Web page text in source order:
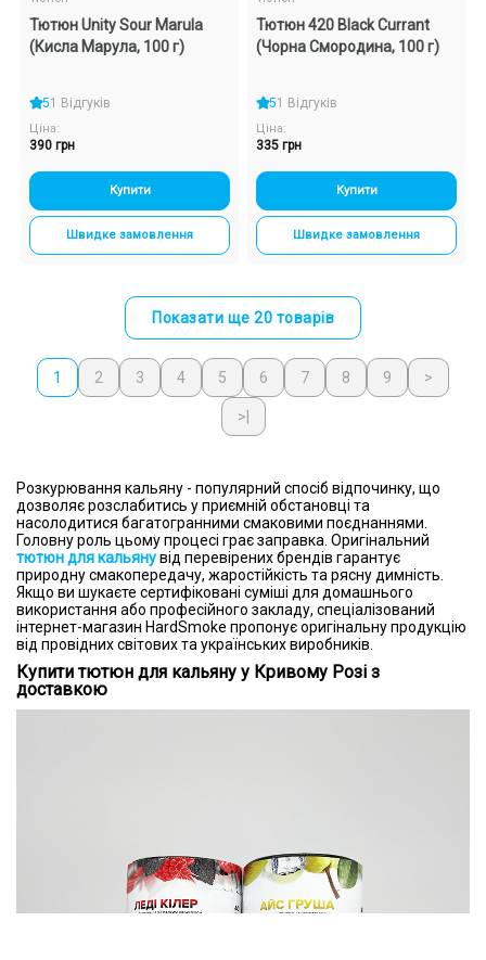
Тютюн Unity Sour Marula
(Кисла Марула, 100 г)
51 Відгуків
Ціна:
390 грн
Купити
Швидке замовлення
Тютюн 420 Black Currant
(Чорна Смородина, 100 г)
51 Відгуків
Ціна:
335 грн
Купити
Швидке замовлення
Показати ще 20 товарів
1 2 3 4 5 6 7 8 9 >
>|
Розкурювання кальяну - популярний спосіб відпочинку, що
дозволяє розслабитись у приємній обстановці та
насолодитися багатогранними смаковими поєднаннями.
Головну роль цьому процесі грає заправка. Оригінальний
тютюн для кальянувід перевірених брендів гарантує
природну смакопередачу, жаростійкість та рясну димність.
Якщо ви шукаєте сертифіковані суміші для домашнього
використання або професійного закладу, спеціалізований
інтернет-магазин HardSmoke пропонує оригінальну продукцію
від провідних світових та українських виробників.
Купити тютюн для кальяну у Кривому Розі з
доставкою